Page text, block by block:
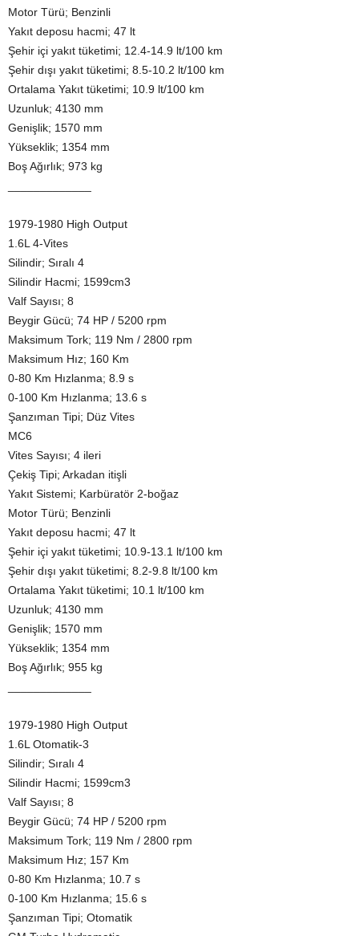
Motor Türü; Benzinli
Yakıt deposu hacmi; 47 lt
Şehir içi yakıt tüketimi; 12.4-14.9 lt/100 km
Şehir dışı yakıt tüketimi; 8.5-10.2 lt/100 km
Ortalama Yakıt tüketimi; 10.9 lt/100 km
Uzunluk; 4130 mm
Genişlik; 1570 mm
Yükseklik; 1354 mm
Boş Ağırlık; 973 kg
1979-1980 High Output
1.6L 4-Vites
Silindir; Sıralı 4
Silindir Hacmi; 1599cm3
Valf Sayısı; 8
Beygir Gücü; 74 HP / 5200 rpm
Maksimum Tork; 119 Nm / 2800 rpm
Maksimum Hız; 160 Km
0-80 Km Hızlanma; 8.9 s
0-100 Km Hızlanma; 13.6 s
Şanzıman Tipi; Düz Vites
MC6
Vites Sayısı; 4 ileri
Çekiş Tipi; Arkadan itişli
Yakıt Sistemi; Karbüratör 2-boğaz
Motor Türü; Benzinli
Yakıt deposu hacmi; 47 lt
Şehir içi yakıt tüketimi; 10.9-13.1 lt/100 km
Şehir dışı yakıt tüketimi; 8.2-9.8 lt/100 km
Ortalama Yakıt tüketimi; 10.1 lt/100 km
Uzunluk; 4130 mm
Genişlik; 1570 mm
Yükseklik; 1354 mm
Boş Ağırlık; 955 kg
1979-1980 High Output
1.6L Otomatik-3
Silindir; Sıralı 4
Silindir Hacmi; 1599cm3
Valf Sayısı; 8
Beygir Gücü; 74 HP / 5200 rpm
Maksimum Tork; 119 Nm / 2800 rpm
Maksimum Hız; 157 Km
0-80 Km Hızlanma; 10.7 s
0-100 Km Hızlanma; 15.6 s
Şanzıman Tipi; Otomatik